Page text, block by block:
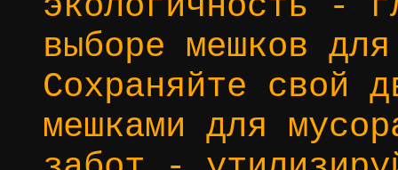
выборе мешков
Сохраняйте свой
мешками для